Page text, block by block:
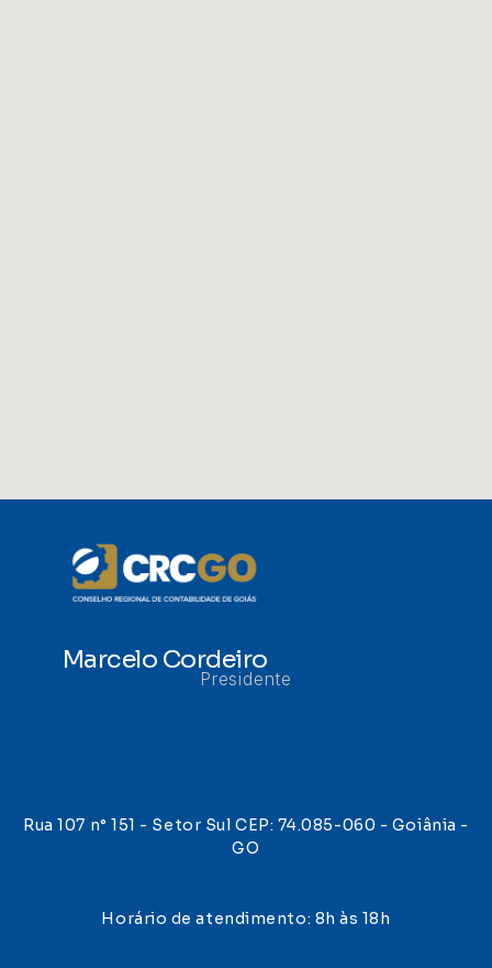
Marcelo Cordeiro
Presidente
Rua 107 n° 151 - Setor Sul CEP: 74.085-060 - Goiânia -
GO
Horário de atendimento: 8h às 18h